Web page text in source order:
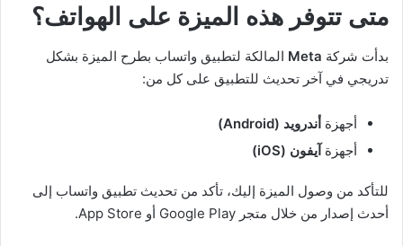
متى تتوفر هذه الميزة على الهواتف؟
بدأت شركة Meta المالكة لتطبيق واتساب بطرح الميزة بشكل
تدريجي في آخر تحديث للتطبيق على كل من:
أجهزة أندرويد (Android)
أجهزة آيفون (iOS)
للتأكد من وصول الميزة إليك، تأكد من تحديث تطبيق واتساب إلى
أحدث إصدار من خلال متجر Google Play أو App Store.